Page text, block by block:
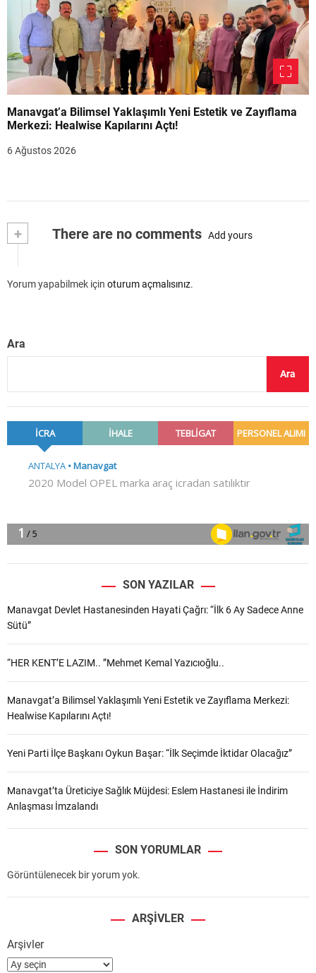
Manavgat’a Bilimsel Yaklaşımlı Yeni Estetik ve Zayıflama
Merkezi: Healwise Kapılarını Açtı!
6 Ağustos 2026
+ There are no comments Add yours
Yorum yapabilmek için oturum açmalısınız.
Ara
Ara
SON YAZILAR
Manavgat Devlet Hastanesinden Hayati Çağrı: “İlk 6 Ay Sadece Anne
Sütü”
“HER KENT’E LAZIM.. ”Mehmet Kemal Yazıcıoğlu..
Manavgat’a Bilimsel Yaklaşımlı Yeni Estetik ve Zayıflama Merkezi:
Healwise Kapılarını Açtı!
Yeni Parti İlçe Başkanı Oykun Başar: “İlk Seçimde İktidar Olacağız”
Manavgat’ta Üreticiye Sağlık Müjdesi: Eslem Hastanesi ile İndirim
Anlaşması İmzalandı
SON YORUMLAR
Görüntülenecek bir yorum yok.
ARŞIVLER
Arşivler